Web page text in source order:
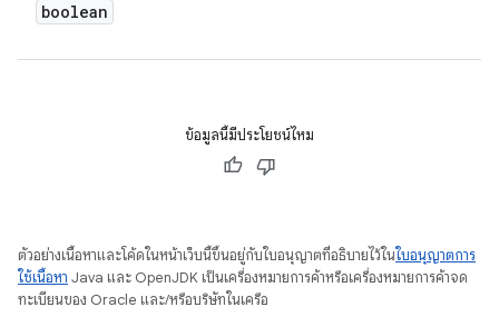
boolean
ข้อมูลนี้มีประโยชน์ไหม
ตัวอย่างเนื้อหาและโค้ดในหน้าเว็บนี้ขึ้นอยู่กับใบอนุญาตที่อธิบายไว้ในใบอนุญาตการ
ใช้เนื้อหา Java และ OpenJDK เป็นเครื่องหมายการค้าหรือเครื่องหมายการค้าจด
ทะเบียนของ Oracle และ/หรือบริษัทในเครือ